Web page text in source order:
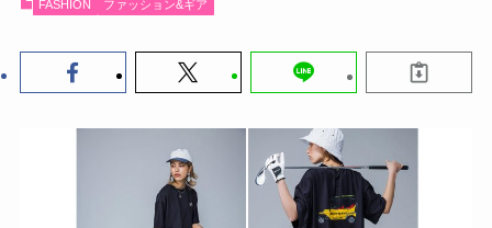
FASHION ファッション&ギア